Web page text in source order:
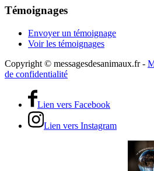
Témoignages
Envoyer un témoignage
Voir les témoignages
Copyright © messagesdesanimaux.fr -
de confidentialité
Lien vers Facebook
Lien vers Instagram